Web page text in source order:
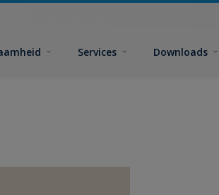
Services Downloads